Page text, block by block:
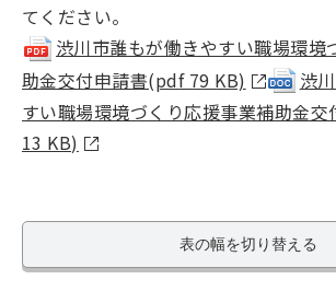
てください。
渋川市誰もが働きやすい職場環境
助金交付申請書(pdf 79 KB)
渋
すい職場環境づくり応援事業補助金
13 KB)
表の幅を切り替える